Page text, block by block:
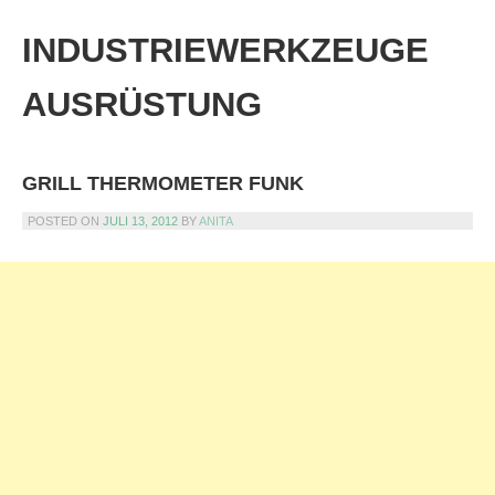
content
INDUSTRIEWERKZEUGE
AUSRÜSTUNG
GRILL THERMOMETER FUNK
POSTED ON JULI 13, 2012 BYANITA